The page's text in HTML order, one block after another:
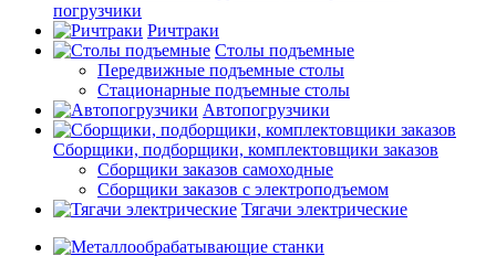
погрузчики
Ричтраки
Столы подъемные
Передвижные подъемные столы
Стационарные подъемные столы
Автопогрузчики
Сборщики, подборщики, комплектовщики заказов
Сборщики заказов самоходные
Сборщики заказов с электроподъемом
Тягачи электрические